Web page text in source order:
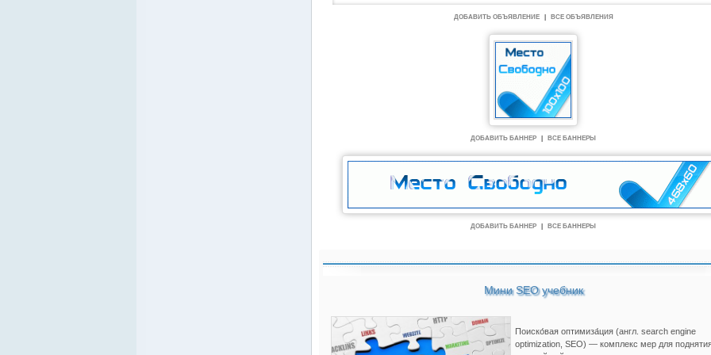
ДОБАВИТЬ ОБЪЯВЛЕНИЕ ВСЕ ОБЪЯВЛЕНИЯ
ДОБАВИТЬ БАННЕР ВСЕ БАННЕРЫ
ДОБАВИТЬ БАННЕР ВСЕ БАННЕРЫ
Мини SEO учебник
Поиско́вая оптимиза́ция (англ. search engine
optimization, SEO) — комплекс мер для